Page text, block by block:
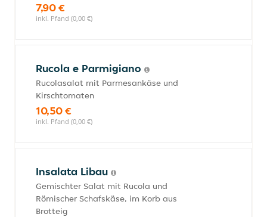
7,90 €
inkl. Pfand (0,00 €)
Rucola e Parmigiano
Rucolasalat mit Parmesankäse und
Kirschtomaten
10,50 €
inkl. Pfand (0,00 €)
Insalata Libau
Gemischter Salat mit Rucola und
Römischer Schafskäse, im Korb aus
Brotteig